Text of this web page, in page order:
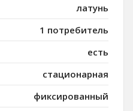
латунь
1 потребитель
есть
стационарная
фиксированный